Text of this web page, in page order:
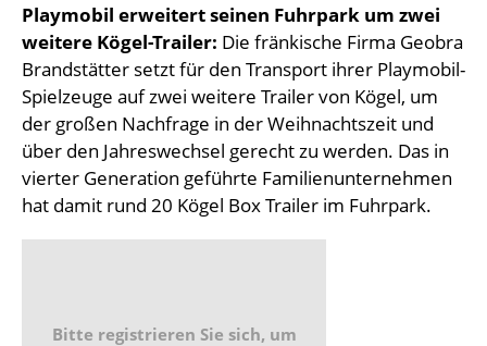
Playmobil erweitert seinen Fuhrpark um zwei
weitere Kögel-Trailer: Die fränkische Firma Geobra
Brandstätter setzt für den Transport ihrer Playmobil-
Spielzeuge auf zwei weitere Trailer von Kögel, um
der großen Nachfrage in der Weihnachtszeit und
über den Jahreswechsel gerecht zu werden. Das in
vierter Generation geführte Familienunternehmen
hat damit rund 20 Kögel Box Trailer im Fuhrpark.
Bitte registrieren Sie sich, um